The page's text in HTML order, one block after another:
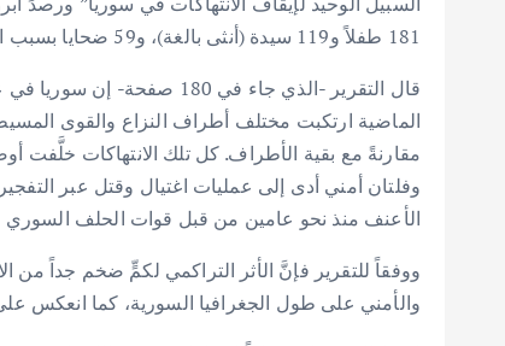
181 طفلاً و119 سيدة (أنثى بالغة)، و59 ضحايا بسبب التعذيب، و2317 حالة اعتقال/ احتجاز تعسفي، إضافةً إلى قرابة 195 ألف مشرد قسرياً.
الماضية ارتكبت مختلف أطراف النزاع والقوى
مقارنةً مع بقية الأطراف. كل تلك الانتهاكات
وفلتان أمني أدى إلى عمليات اغتيال وقتل عبر
الأعنف منذ نحو عامين من قبل قوات الحلف السوري
ووفقاً للتقرير فإنَّ الأثر التراكمي لكمٍّ ضخم جداً
والأمني على طول الجغرافيا السورية، كما انعكس على